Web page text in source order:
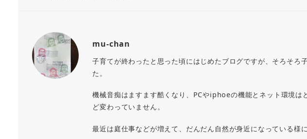
mu-chan
子育てが終わったと思った頃にはじめたブログですが、そろそろ
た。
機械音痴はますます酷くなり、PCやiphoeの機能とネット環境は
ど変わっていません。
最近は庭仕事などが増えて、だんだん自然が身近になっている様に